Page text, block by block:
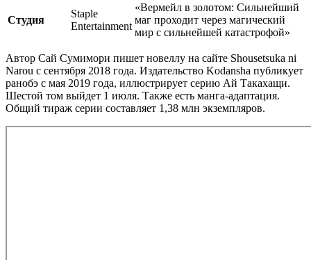
Студия
Staple
Entertainment
«Вермейл в золотом: Сильнейший
маг проходит через магический
мир с сильнейшей катастрофой»
Автор Сай Сумимори пишет новеллу на сайте Shousetsuka ni
Narou с сентября 2018 года. Издательство Kodansha публикует
ранобэ с мая 2019 года, иллюстрирует серию Ай Такахащи.
Шестой том выйдет 1 июля. Также есть манга-адаптация.
Общий тираж серии составляет 1,38 млн экземпляров.